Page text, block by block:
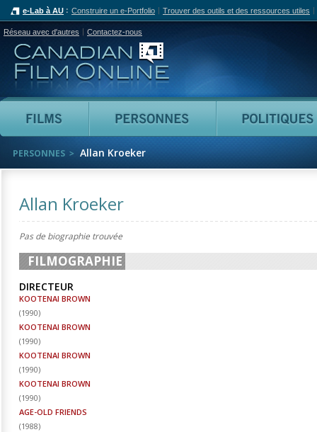
e-Lab à AU Construire un e-Portfolio Trouver des outils et des ressources utiles
Réseau avec d'autres Contactez-nous
Canadian Film Online
Films Personnes
PERSONNES Allan Kroeker
Allan Kroeker
Pas de biographie trouvée
FILMOGRAPHIE
DIRECTEUR
KOOTENAI BROWN
(1990)
KOOTENAI BROWN
(1990)
KOOTENAI BROWN
(1990)
KOOTENAI BROWN
(1990)
AGE-OLD FRIENDS
(1988)